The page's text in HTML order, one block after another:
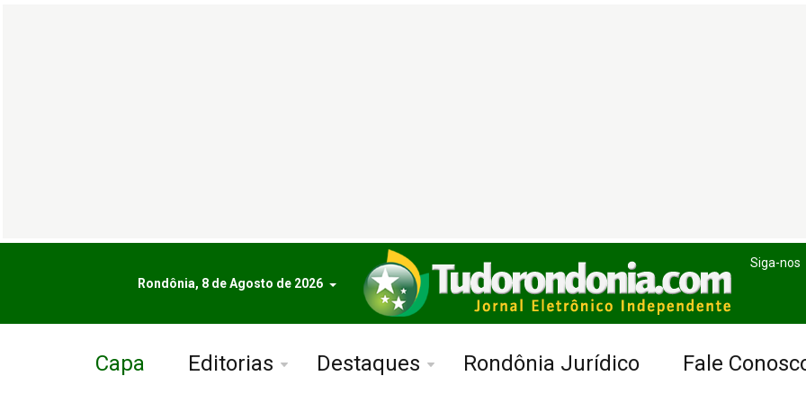
Rondônia, 8 de Agosto de 2026
Siga-nos
Capa Editorias Destaques Rondônia Jurídico Fale